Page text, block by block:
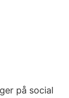
på social